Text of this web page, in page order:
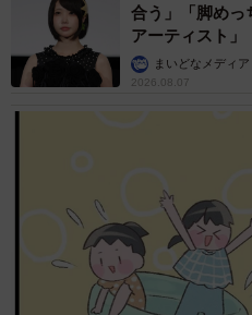
合う」「脚めっ
アーティスト
まいどなメディア
2026.08.07